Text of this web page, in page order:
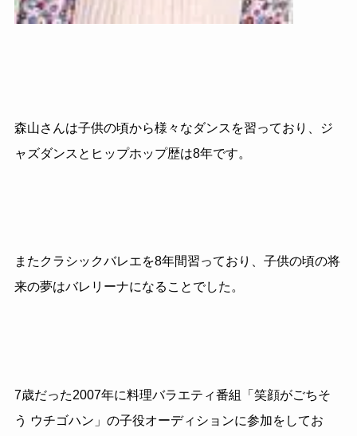
森山さんは子供の頃から様々なダンスを習っており、ジ
ャズダンスとヒップホップ歴は8年です。
またクラシックバレエを8年間習っており、子供の頃の将
来の夢はバレリーナになることでした。
7歳だった2007年に料理バラエティ番組「笑顔がごちそ
う ウチゴハン」の子役オーディションに参加をしてお